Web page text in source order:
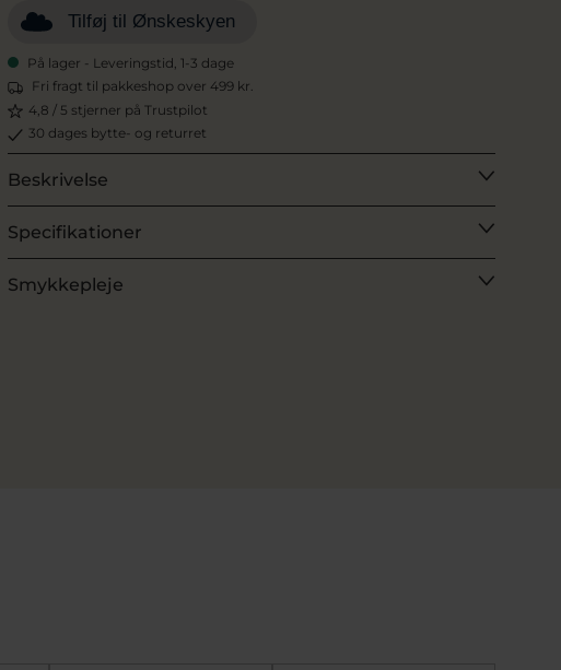
Tilføj til Ønskeskyen
På lager - Leveringstid, 1-3 dage
Fri fragt til pakkeshop over 499 kr.
4,8 / 5 stjerner på Trustpilot
30 dages bytte- og returret
Beskrivelse
Specifikationer
Smykkepleje